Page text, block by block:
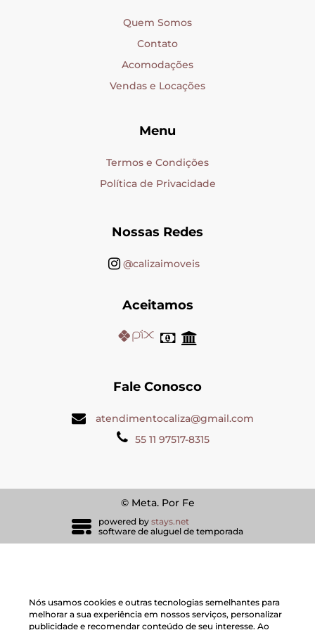
Quem Somos
Contato
Acomodações
Vendas e Locações
Menu
Termos e Condições
Política de Privacidade
Nossas Redes
@calizaimoveis
Aceitamos
Fale Conosco
atendimentocaliza@gmail.com
55 11 97517-8315
© Meta. Por Fe
powered by stays.net
software de aluguel de temporada
Nós usamos cookies e outras tecnologias semelhantes para
melhorar a sua experiência em nossos serviços, personalizar
publicidade e recomendar conteúdo de seu interesse. Ao